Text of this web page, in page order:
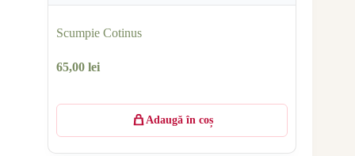
Scumpie Cotinus
65,00 lei
Adaugă în coș